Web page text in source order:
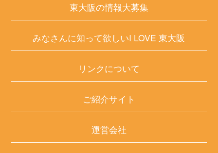
東大阪の情報大募集
みなさんに知って欲しいI LOVE 東大阪
リンクについて
ご紹介サイト
運営会社